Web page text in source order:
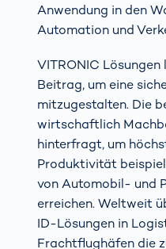
Anwendung in den
Automation und
VITRONIC
Beitrag, um eine
mitzugestalten. Die
wirtschaftlich
hinterfragt, um
Produktivität
von Automobil- und
erreichen. Weltweit
ID-Lösungen in
Frachtflughäfen die